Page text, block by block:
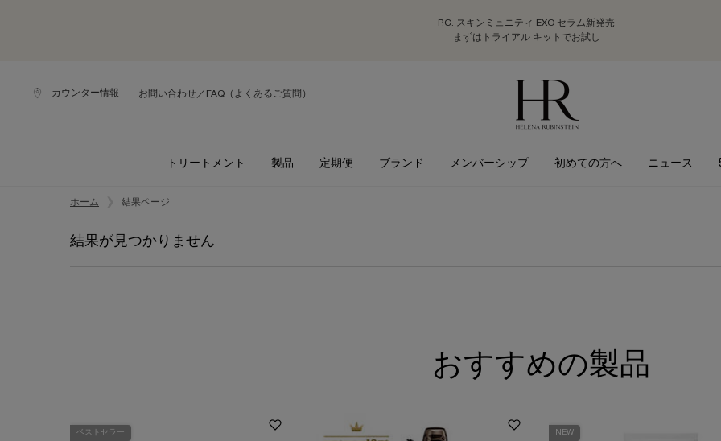
P.C. スキンミュニティ EXO セラム新発売
まずはトライアル キットでお試し
カウンター情報 お問い合わせ／FAQ（よくあるご質問）
トリートメント 製品 定期便 ブランド メンバーシップ 初めての方へ ニュース
ホーム
結果ページ
結果が見つかりません
おすすめの製品
ベストセラー NEW